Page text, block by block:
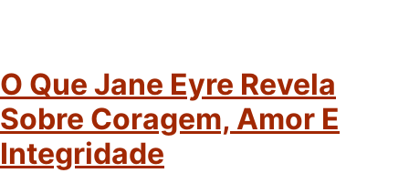
O Que Jane Eyre Revela
Sobre Coragem, Amor E
Integridade